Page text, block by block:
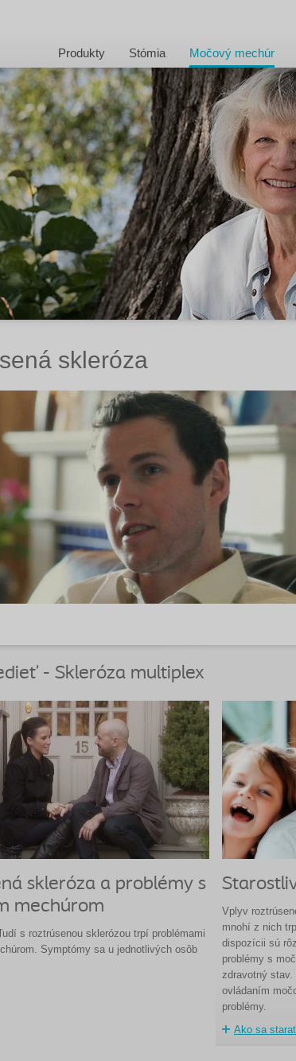
Produkty Stómia Močový mechúr
skleróza
- Skleróza multiplex
skleróza a problémy s
mechúrom
s roztrúsenou sklerózou trpí problémami
Symptómy sa u jednotlivých osôb
Vplyv
mnohí z nich
dispozícii sú
problémy s
zdravotný stav.
ovládaním
problémy.
Ako sa